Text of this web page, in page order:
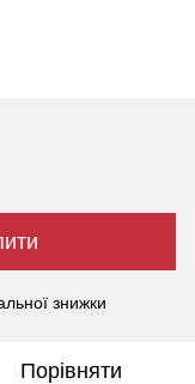
знижки
Порівняти